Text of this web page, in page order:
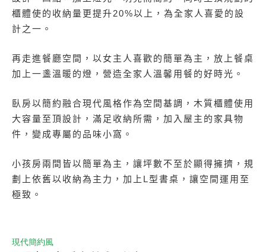
櫃體使的收納量更提升20%以上，為全家人喜愛的設
計之一。
再走進餐廳空間，以女主人喜歡的簡單為主，放上餐桌
加上一盞溫暖的燈，營造全家人溫馨用餐的好時光。
臥房以簡約融合現代風格作為空間基調，木質櫃體使用
大容量至頂設計，滿足收納所需，加入屋主的家具物
件，變成專屬的品味小窩。
小孩房兩間皆以簡單為主，讓坪數不至於顯得擁擠，規
劃上依舊以收納為主力，加上L型書桌，讓空間運用至
極致。
現代簡約風